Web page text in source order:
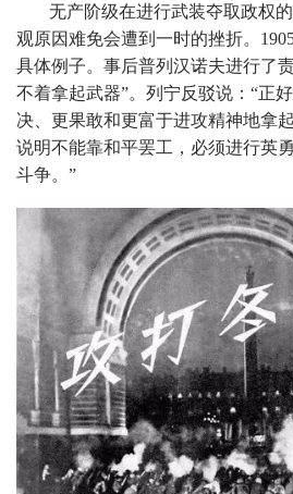
无产阶级在进行武装夺取政权
观原因难免会遭到一时的挫折。
具体例子。事后普列汉诺夫进行了
不着拿起武器”。列宁反驳说：“正
决、更果敢和更富于进攻精神地拿
说明不能靠和平罢工，必须进行英
斗争。”